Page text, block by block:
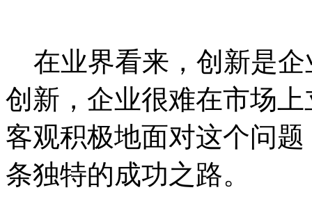
在业界看来，创新是企
创新，企业很难在市场
客观积极地面对这个问
条独特的成功之路。